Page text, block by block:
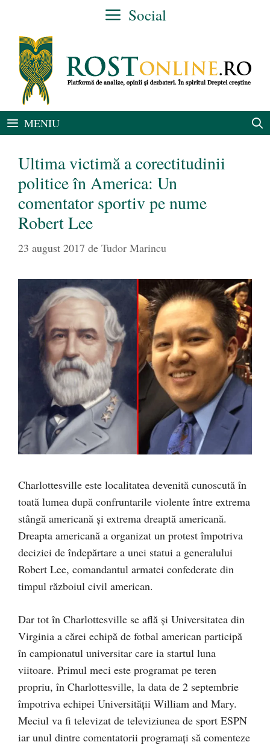
conținut
Social
MENIU
Ultima victimă a corectitudinii
politice în America: Un
comentator sportiv pe nume
Robert Lee
23 august 2017 de Tudor Marincu
Charlottesville este localitatea devenită cunoscută în
toată lumea după confruntarile violente între extrema
stângă americană și extrema dreaptă americană.
Dreapta americană a organizat un protest împotriva
deciziei de îndepărtare a unei statui a generalului
Robert Lee, comandantul armatei confederate din
timpul războiul civil american.
Dar tot în Charlottesville se află și Universitatea din
Virginia a cărei echipă de fotbal american participă
în campionatul universitar care ia startul luna
viitoare. Primul meci este programat pe teren
propriu, în Charlottesville, la data de 2 septembrie
împotriva echipei Universității William and Mary.
Meciul va fi televizat de televiziunea de sport ESPN
iar unul dintre comentatorii programați să comenteze